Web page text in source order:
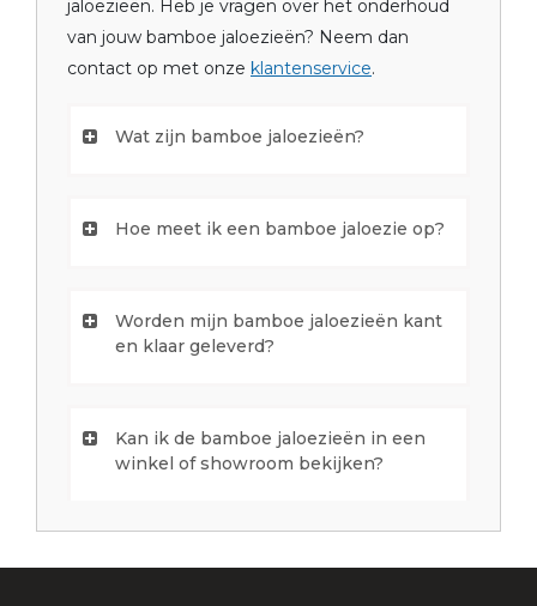
jaloezieën. Heb je vragen over het onderhoud
van jouw bamboe jaloezieën? Neem dan
contact op met onze klantenservice.
Wat zijn bamboe jaloezieën?
Hoe meet ik een bamboe jaloezie op?
Worden mijn bamboe jaloezieën kant
en klaar geleverd?
Kan ik de bamboe jaloezieën in een
winkel of showroom bekijken?